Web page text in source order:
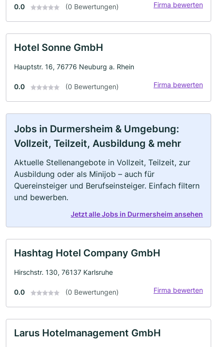
0.0 (0 Bewertungen) Firma bewerten
Hotel Sonne GmbH
Hauptstr. 16, 76776 Neuburg a. Rhein
0.0 (0 Bewertungen) Firma bewerten
Jobs in Durmersheim & Umgebung:
Vollzeit, Teilzeit, Ausbildung & mehr
Aktuelle Stellenangebote in Vollzeit, Teilzeit, zur
Ausbildung oder als Minijob – auch für
Quereinsteiger und Berufseinsteiger. Einfach filtern
und bewerben.
Jetzt alle Jobs in Durmersheim ansehen
Hashtag Hotel Company GmbH
Hirschstr. 130, 76137 Karlsruhe
0.0 (0 Bewertungen) Firma bewerten
Larus Hotelmanagement GmbH